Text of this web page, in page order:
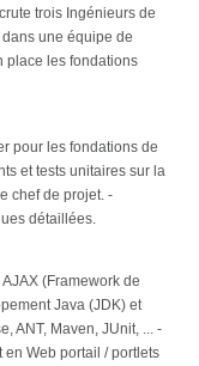
trois Ingénieurs de
une équipe de
place les fondations
pour les fondations de
et tests unitaires sur la
chef de projet. -
détaillées.
(Framework de
Java (JDK) et
ANT, Maven, JUnit, ... -
Web portail / portlets